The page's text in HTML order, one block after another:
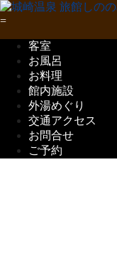
客室
お風呂
お料理
館内施設
外湯めぐり
交通アクセス
お問合せ
ご予約